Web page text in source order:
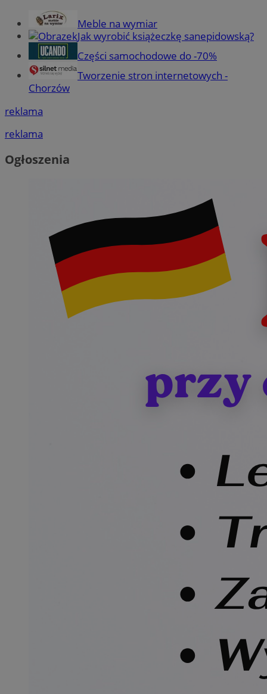
Meble na wymiar
Jak wyrobić książeczkę sanepidowską?
Części samochodowe do -70%
Tworzenie stron internetowych -
Chorzów
reklama
reklama
Ogłoszenia